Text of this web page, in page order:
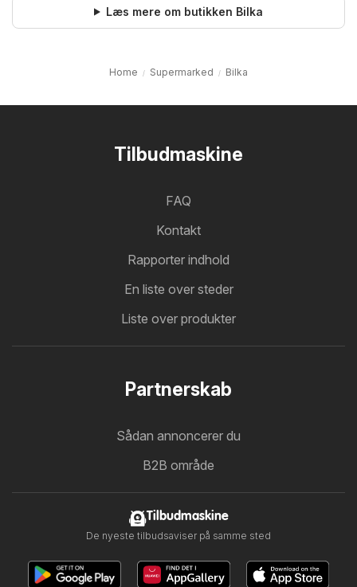
Læs mere om butikken Bilka
Home Supermarked Bilka
Tilbudmaskine
FAQ
Kontakt
Rapporter indhold
En liste over steder
Liste over produkter
Partnerskab
Sådan annoncerer du
B2B område
Tilbudmaskine
De nyeste tilbudsaviser på samme sted